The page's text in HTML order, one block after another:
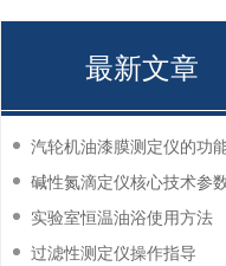
最新文章
实验室恒温油浴使用方法
过滤性测定仪操作指导